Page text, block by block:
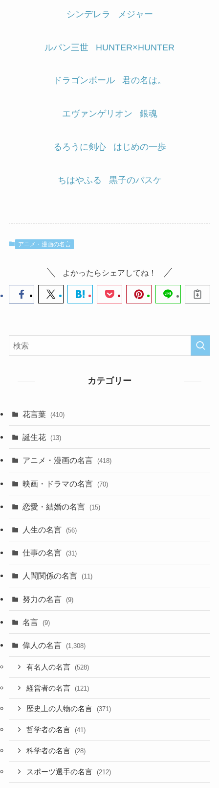
シンデレラ メジャー
ルパン三世 HUNTER×HUNTER
ドラゴンボール 君の名は。
エヴァンゲリオン 銀魂
るろうに剣心 はじめの一歩
ちはやふる 黒子のバスケ
アニメ・漫画の名言
よかったらシェアしてね！
カテゴリー
花言葉 (410)
誕生花 (13)
アニメ・漫画の名言 (418)
映画・ドラマの名言 (70)
恋愛・結婚の名言 (15)
人生の名言 (56)
仕事の名言 (31)
人間関係の名言 (11)
努力の名言 (9)
名言 (9)
偉人の名言 (1,308)
有名人の名言 (528)
経営者の名言 (121)
歴史上の人物の名言 (371)
哲学者の名言 (41)
科学者の名言 (28)
スポーツ選手の名言 (212)